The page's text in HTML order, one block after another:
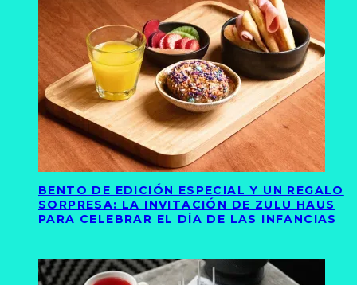
BENTO DE EDICIÓN ESPECIAL Y UN REGALO
SORPRESA: LA INVITACIÓN DE ZULU HAUS
PARA CELEBRAR EL DÍA DE LAS INFANCIAS